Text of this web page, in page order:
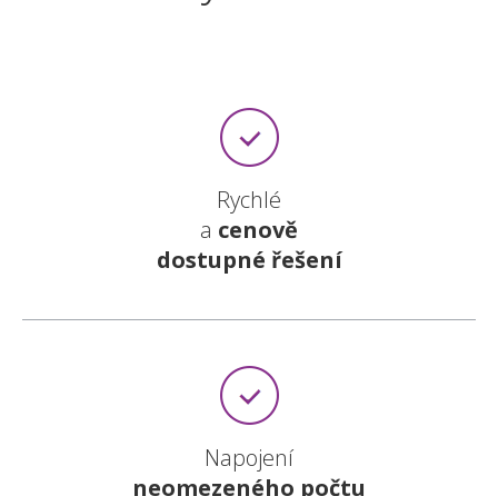
Rychlé
a cenově
dostupné řešení
Napojení
neomezeného počtu